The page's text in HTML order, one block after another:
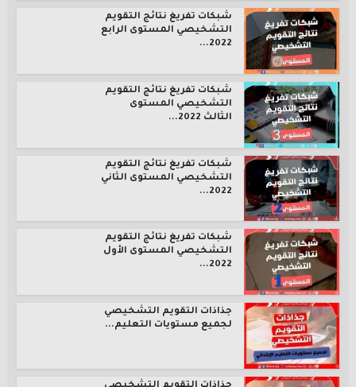
شبكات تفريغ نتائج التقويم
التشخيصي المستوى الرابع
2022...
شبكات تفريغ نتائج التقويم
التشخيصي المستوى
الثالث 2022...
شبكات تفريغ نتائج التقويم
التشخيصي المستوى الثاني
2022...
شبكات تفريغ نتائج التقويم
التشخيصي المستوى الأول
2022...
جذاذات التقويم التشخيصي
لجميع مستويات التعليم...